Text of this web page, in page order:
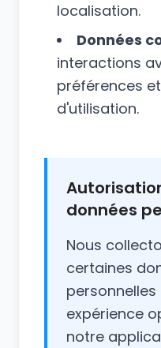
localisation.
Données
interactions
préférences
d'utilisation.
données
Nous
certaines
expérience
notre